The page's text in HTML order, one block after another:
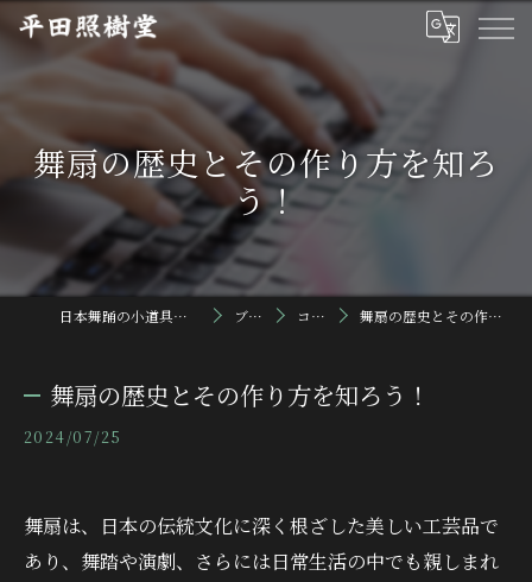
舞扇の歴史とその作り方を知ろ
う！
日本舞踊の小道具なら平田照樹堂 ブログ コラム 舞扇の歴史とその作り方を知ろう！
舞扇の歴史とその作り方を知ろう！
2024/07/25
舞扇は、日本の伝統文化に深く根ざした美しい工芸品で
あり、舞踏や演劇、さらには日常生活の中でも親しまれ